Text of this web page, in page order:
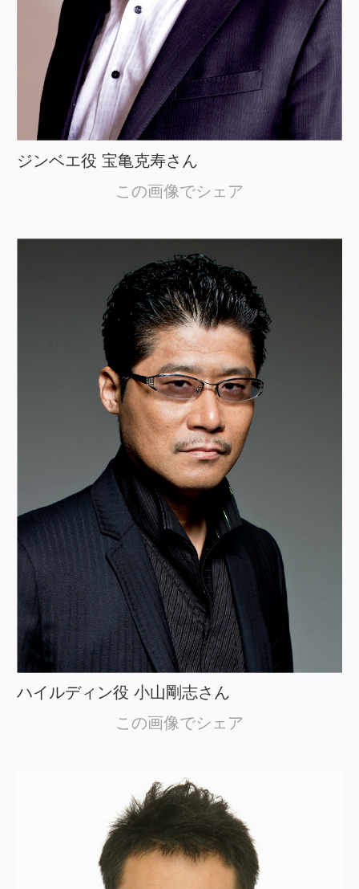
ジンベエ役 宝亀克寿さん
この画像でシェア
ハイルディン役 小山剛志さん
この画像でシェア